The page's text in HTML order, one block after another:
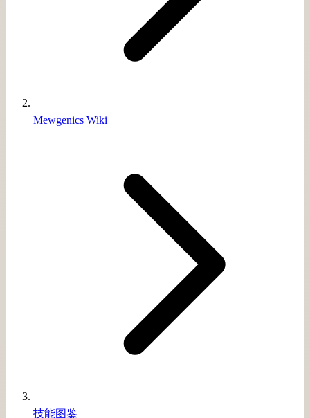
Mewgenics Wiki
技能图鉴